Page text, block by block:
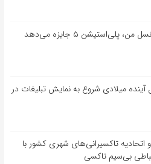
پلی‌استیشن ۵ جایزه می‌دهد
آینده میلادی شروع به نمایش تبلیغات در
و اتحادیه تاکسیرانی‌های شهری کشور با
بی‌سیم تاکسی